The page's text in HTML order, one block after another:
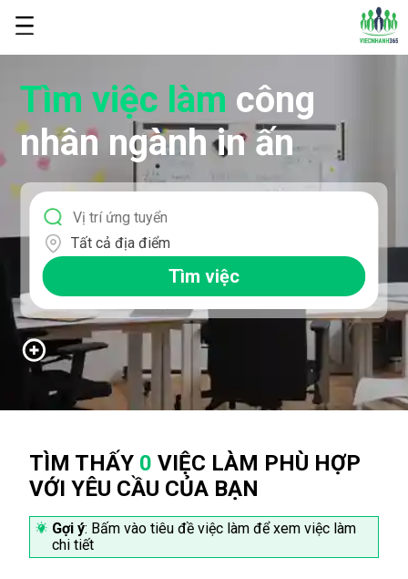
Tìm việc làm công
nhân ngành in ấn
Tất cả địa điểm
Tìm việc
TÌM THẤY 0 VIỆC LÀM PHÙ HỢP
VỚI YÊU CẦU CỦA BẠN
Gợi ý: Bấm vào tiêu đề việc làm để xem việc làm
chi tiết